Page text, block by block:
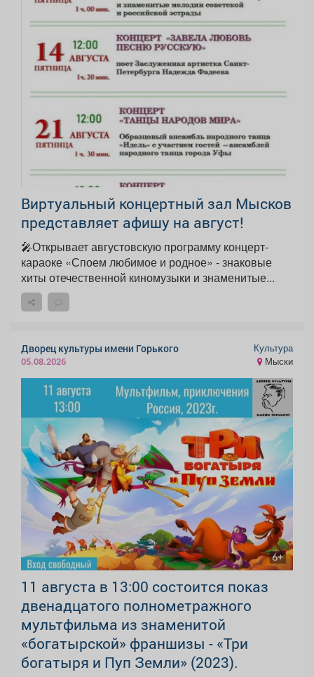
Виртуальный концертный зал Мысков
представляет афишу на август!
🎤Открывает августовскую программу концерт-
караоке «Споем любимое и родное» - знаковые
хиты отечественной киномузыки и знаменитые...
Дворец культуры имени Горького
05.08.2026
Культура
Мыски
11 августа в 13:00 состоится показ
двенадцатого полнометражного
мультфильма из знаменитой
«богатырской» франшизы - «Три
богатыря и Пуп Земли» (2023).